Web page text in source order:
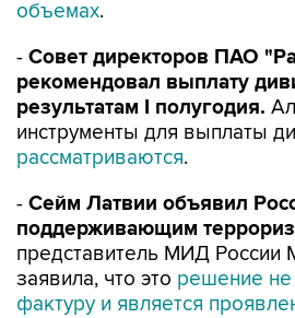
объемах.
- Совет директоров ПАО
рекомендовал выплату
результатам I полугодия.
инструменты для выплаты
рассматриваются.
- Сейм Латвии объявил
поддерживающим
представитель МИД России
заявила, что это решение не
фактуру и является